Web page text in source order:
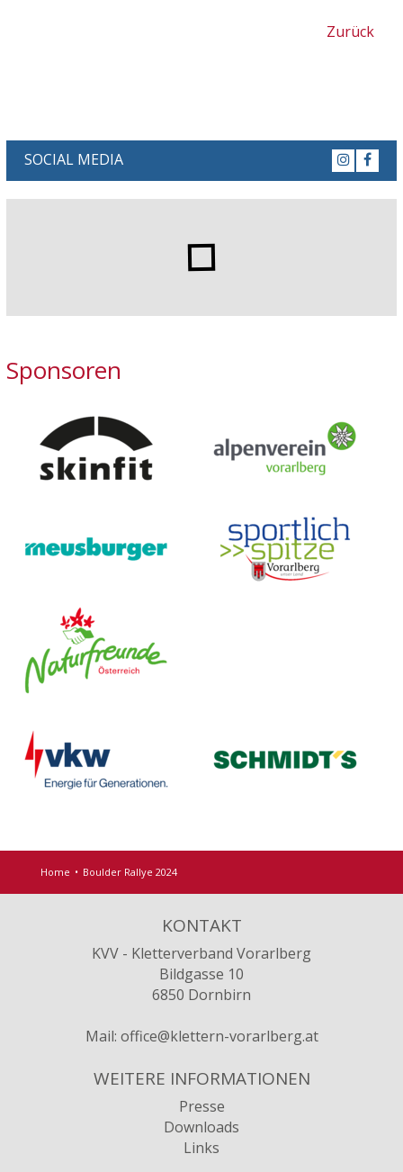
Zurück
SOCIAL MEDIA
Sponsoren
Home Boulder Rallye 2024
KONTAKT
KVV - Kletterverband Vorarlberg
Bildgasse 10
6850 Dornbirn
Mail: office@klettern-vorarlberg.at
WEITERE INFORMATIONEN
Presse
Downloads
Links